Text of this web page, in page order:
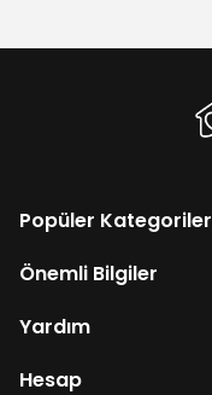
Popüler Kategoriler
Önemli Bilgiler
Yardım
Hesap